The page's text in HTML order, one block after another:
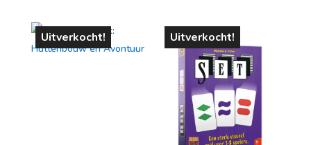
Uitverkocht! Uitverkocht!